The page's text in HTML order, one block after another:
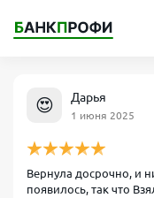
😍 Дарья
1 июня 2025
Вернула досрочно, и
появилось, так что